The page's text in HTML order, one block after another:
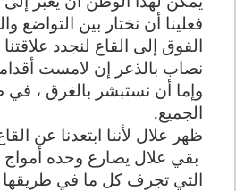
فعلينا أن نختار بين التواضع
الفوق إلى القاع لنجدد
نصاب بالذعر إن لامست
وإما أن نستبشر بالغرق ،
الجميع.
ظهر علال لأننا ابتعدنا عن
بقي علال يصارع وحده أمواج
التي تجرف كل ما في